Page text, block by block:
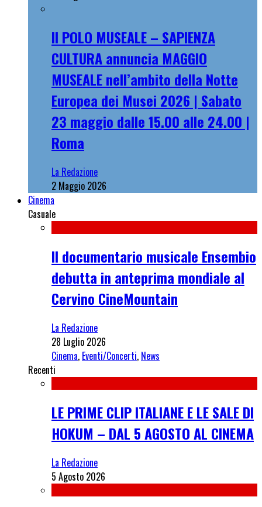
Il POLO MUSEALE – SAPIENZA
CULTURA annuncia MAGGIO
MUSEALE nell’ambito della Notte
Europea dei Musei 2026 | Sabato
23 maggio dalle 15.00 alle 24.00 |
Roma
La Redazione
2 Maggio 2026
Cinema
Casuale
Il documentario musicale Ensembio
debutta in anteprima mondiale al
Cervino CineMountain
La Redazione
28 Luglio 2026
Cinema, Eventi/Concerti, News
Recenti
LE PRIME CLIP ITALIANE E LE SALE DI
HOKUM – DAL 5 AGOSTO AL CINEMA
La Redazione
5 Agosto 2026